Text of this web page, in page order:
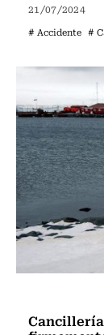
21/07/2024
# Accidente #